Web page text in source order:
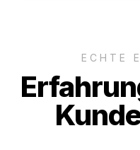
ECHTE